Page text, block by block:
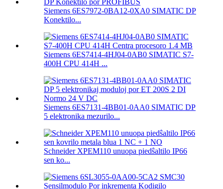
Siemens 6ES7972-0BA12-0XA0 SIMATIC DP
Konektilo...
Siemens 6ES7414-4HJ04-0AB0 SIMATIC S7-
400H CPU 414H ...
Siemens 6ES7131-4BB01-0AA0 SIMATIC DP
5 elektronika mezurilo...
Schneider XPEM110 unuopa piedŝaltilo IP66
sen ko...